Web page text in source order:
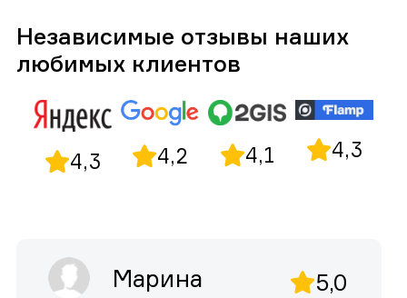
Независимые отзывы наших
любимых клиентов
4,3 4,2 4,1 4,3
Марина 5,0